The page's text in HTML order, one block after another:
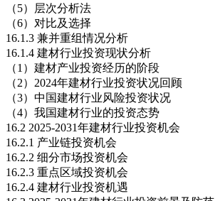
（5）层次分析法
（6）对比及选择
16.1.3 兼并重组情况分析
16.1.4 建材行业投资现状分析
（1）建材产业投资经历的阶段
（2）2024年建材行业投资状况回顾
（3）中国建材行业风险投资状况
（4）我国建材行业的投资态势
16.2 2025-2031年建材行业投资机会
16.2.1 产业链投资机会
16.2.2 细分市场投资机会
16.2.3 重点区域投资机会
16.2.4 建材行业投资机遇